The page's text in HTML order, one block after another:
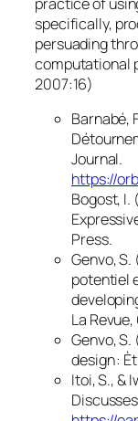
specifically,
persuading
computational
2007:16)
Barnabé,
Journal.
https://
Bogost, I.
Press.
Genvo,
potentiel
La Revue,
Genvo, S.
design :
Itoi, S., &